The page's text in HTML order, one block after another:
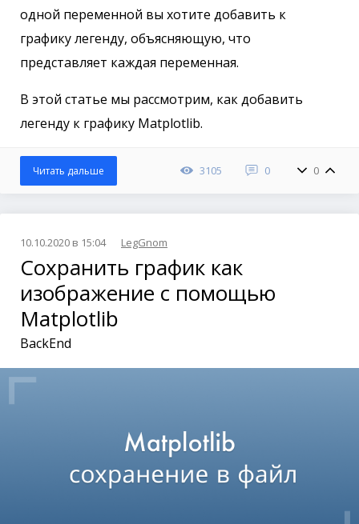
одной переменной вы хотите добавить к
графику легенду, объясняющую, что
представляет каждая переменная.
В этой статье мы рассмотрим, как добавить
легенду к графику Matplotlib.
3105 0 0
Читать дальше
10.10.2020 в 15:04 LegGnom
Сохранить график как
изображение с помощью
Matplotlib
BackEnd